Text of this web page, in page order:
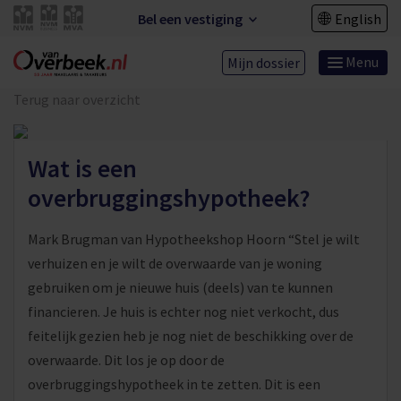
Bel een vestiging English
Mijn dossier Menu
Terug naar overzicht
Wat is een
overbruggingshypotheek?
Mark Brugman van Hypotheekshop Hoorn “Stel je wilt
verhuizen en je wilt de overwaarde van je woning
gebruiken om je nieuwe huis (deels) van te kunnen
financieren. Je huis is echter nog niet verkocht, dus
feitelijk gezien heb je nog niet de beschikking over de
overwaarde. Dit los je op door de
overbruggingshypotheek in te zetten. Dit is een